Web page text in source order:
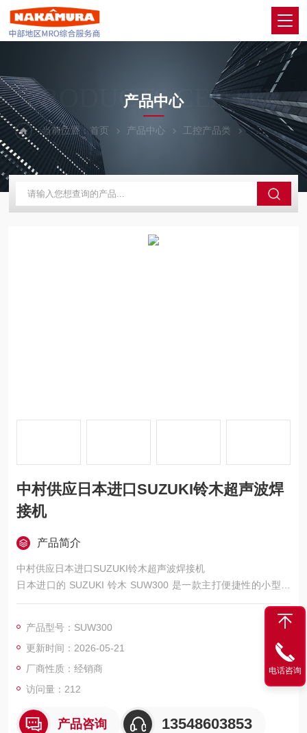
PRODUCTS CENTER
产品中心
当前位置：首页 产品中心 工控产品类 SUZUKI铃木
中村供应日本进口SUZUKI铃木超声波焊
接机
产品简介
中村供应日本进口SUZUKI铃木超声波焊接机
日本进口的 SUZUKI 铃木 SUW300 是一款主打便捷性的小型超
声波焊接机，适配多种小型塑料部件焊接场景，在焊接性能、操
产品型号：SUW300
更新时间：2026-05-21
厂商性质：经销商
访问量：212
产品咨询 13548603853
电话咨询